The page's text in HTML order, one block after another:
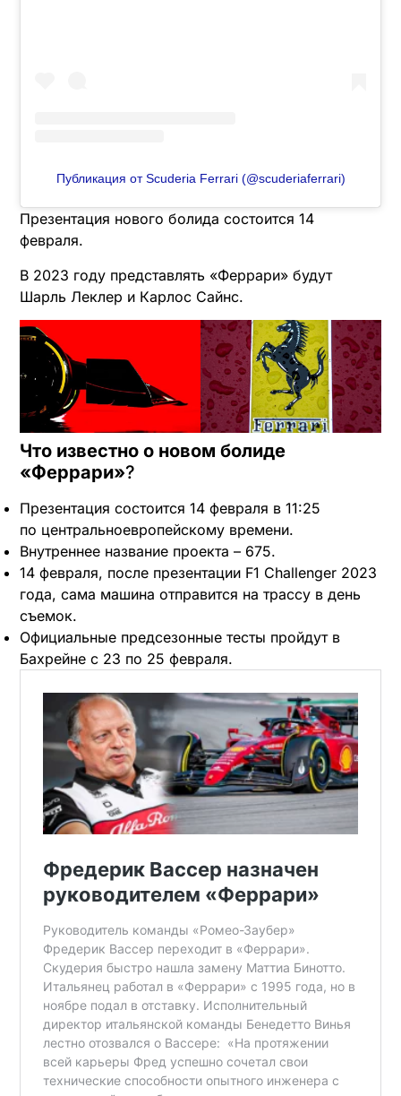
Публикация от Scuderia Ferrari (@scuderiaferrari)
Презентация нового болида состоится 14
февраля.
В 2023 году представлять «Феррари» будут
Шарль Леклер и Карлос Сайнс.
Что известно о новом болиде
«Феррари»?
Презентация состоится 14 февраля в 11:25
по центральноевропейскому времени.
Внутреннее название проекта – 675.
14 февраля, после презентации F1 Challenger 2023
года, сама машина отправится на трассу в день
съемок.
Официальные предсезонные тесты пройдут в
Бахрейне с 23 по 25 февраля.